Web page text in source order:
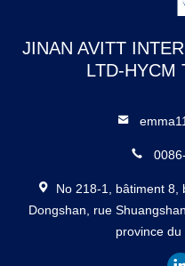
JINAN AVITT
LTD-HYCM
No 218-1, bâtiment 8,
Dongshan, rue
province